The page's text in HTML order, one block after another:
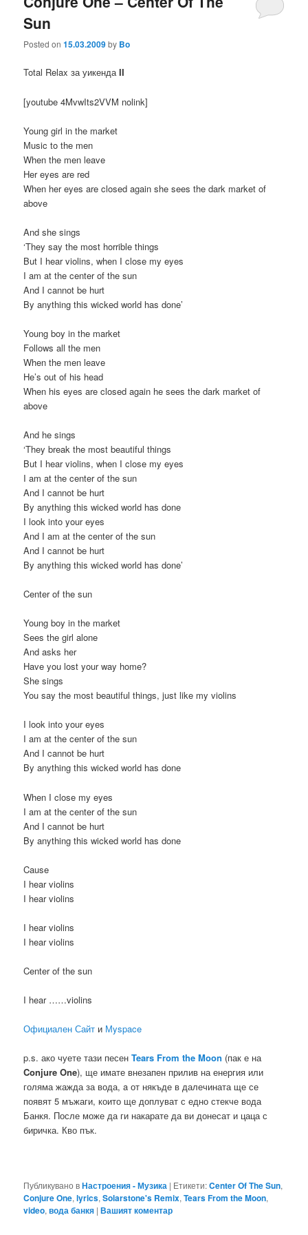
Sun
Posted on15.03.2009by Bo
Total Relax за уикендаII
[youtube 4MvwIts2VVM nolink]
Young girl in the market
Мusic to the men
When the men leave
Her eyes are red
When her eyes are closed again she sees the dark market of
above
And she sings
‘They say the most horrible things
But I hear violins, when I close my eyes
I am at the center of the sun
And I cannot be hurt
By anything this wicked world has done’
Young boy in the market
Follows all the men
When the men leave
He’s out of his head
When his eyes are closed again he sees the dark market of
above
And he sings
‘They break the most beautiful things
But I hear violins, when I close my eyes
I am at the center of the sun
And I cannot be hurt
By anything this wicked world has done
I look into your eyes
And I am at the center of the sun
And I cannot be hurt
By anything this wicked world has done’
Center of the sun
Young boy in the market
Sees the girl alone
And asks her
Have you lost your way home?
She sings
You say the most beautiful things, just like my violins
I look into your eyes
I am at the center of the sun
And I cannot be hurt
By anything this wicked world has done
When I close my eyes
I am at the center of the sun
And I cannot be hurt
By anything this wicked world has done
Cause
I hear violins
I hear violins
I hear violins
I hear violins
Center of the sun
I hear ……violins
Официален Сайт и Мyspace
p.s. ако чуете тази песенTears From the Moon (пак е на
Conjure One), ще имате внезапен прилив на енергия или
голяма жажда за вода, a от някъде в далечината ще се
появят 5 мъжаги, които ще доплуват с едно стекче вода
Банкя. После може да ги накарате да ви донесат и цаца с
биричка. Кво пък.
Публикувано вНастроения - Музика | Етикети:Center Of The Sun,
Conjure One,lyrics,Solarstone's Remix,Tears From the Moon,
video,вода банкя |Вашият коментар